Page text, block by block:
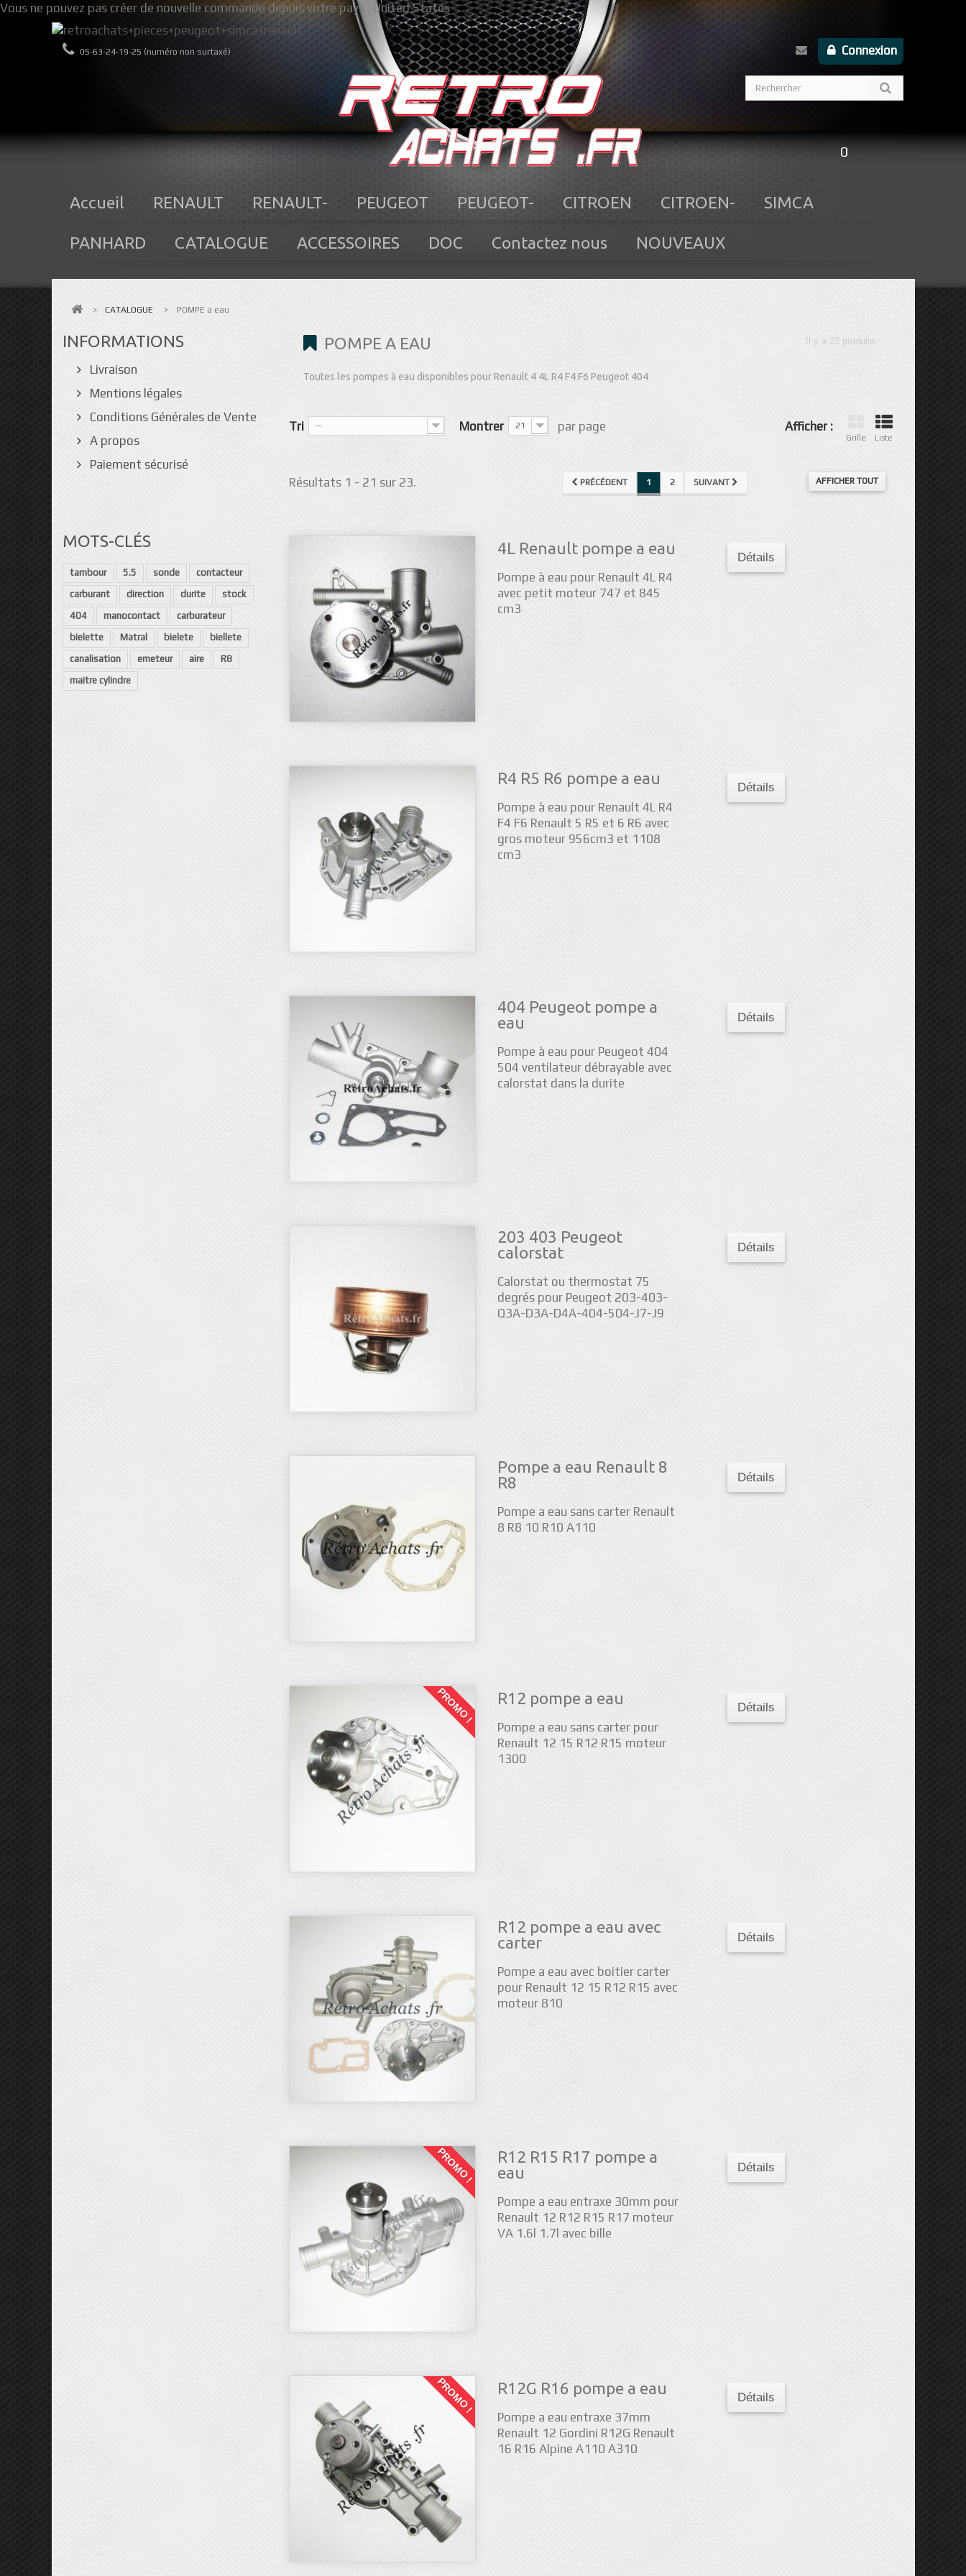
Vous ne pouvez pas créer de nouvelle commande depuis votre pays : United States
Connexion
05-63-24-19-25 (numéro non surtaxé)
0
Accueil RENAULT RENAULT- PEUGEOT PEUGEOT- CITROEN CITROEN- SIMCA
PANHARD CATALOGUE ACCESSOIRES DOC Contactez nous NOUVEAUX
> CATALOGUE > POMPE a eau
INFORMATIONS
Livraison
Mentions légales
Conditions Générales de Vente
A propos
Paiement sécurisé
MOTS-CLÉS
tambour 5.5 sonde
contacteur
carburant
direction durite
stock
404
manocontact
carburateur
bielette
Matral bielete
biellete
canalisation
emeteur aire
R8
maitre cylindre
POMPE A EAU Il y a 23 produits.
Toutes les pompes à eau disponibles pour Renault 4 4L R4 F4 F6 Peugeot 404
Afficher :
Grille Liste
Tri -- Montrer 21 par page
AFFICHER TOUT
PRÉCÉDENT 1 2 SUIVANT
Résultats 1 - 21 sur 23.
4L Renault pompe a eau
Pompe à eau pour Renault 4L R4
avec petit moteur 747 et 845
cm3
Détails
R4 R5 R6 pompe a eau
Pompe à eau pour Renault 4L R4
F4 F6 Renault 5 R5 et 6 R6 avec
gros moteur 956cm3 et 1108
cm3
Détails
404 Peugeot pompe a
eau
Pompe à eau pour Peugeot 404
504 ventilateur débrayable avec
calorstat dans la durite
Détails
203 403 Peugeot
calorstat
Calorstat ou thermostat 75
degrés pour Peugeot 203-403-
Q3A-D3A-D4A-404-504-J7-J9
Détails
Pompe a eau Renault 8
R8
Pompe a eau sans carter Renault
8 R8 10 R10 A110
Détails
PROMO ! R12 pompe a eau
Pompe a eau sans carter pour
Renault 12 15 R12 R15 moteur
1300
Détails
R12 pompe a eau avec
carter
Pompe a eau avec boitier carter
pour Renault 12 15 R12 R15 avec
moteur 810
Détails
PROMO !
R12 R15 R17 pompe a
eau
Pompe a eau entraxe 30mm pour
Renault 12 R12 R15 R17 moteur
VA 1.6l 1.7l avec bille
Détails
PROMO ! R12G R16 pompe a eau
Pompe a eau entraxe 37mm
Renault 12 Gordini R12G Renault
16 R16 Alpine A110 A310
Détails